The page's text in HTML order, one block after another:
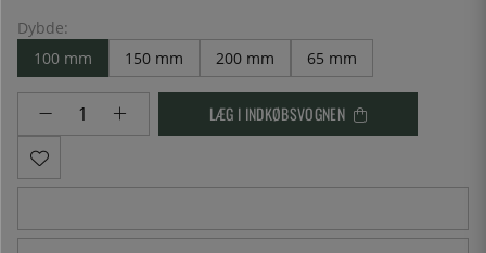
Dybde:
100 mm
150 mm 200 mm 65 mm
LÆG I INDKØBSVOGNEN